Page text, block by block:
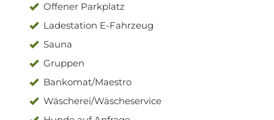
Offener Parkplatz
Ladestation E-Fahrzeug
Sauna
Gruppen
Bankomat/Maestro
Wäscherei/Wäscheservice